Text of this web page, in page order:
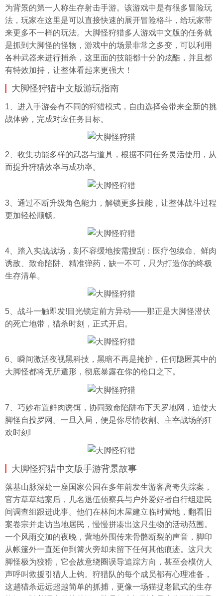
为背景的第一人称生存射击手游。该游戏中是有很多冒险玩
法，玩家在这里是可以直接快速的展开冒险格斗，给玩家带
来更多不一样的玩法。大脚怪狩猎多人游戏中文版的任务就
是抓到大脚怪的怪物，游戏中的场景非常之多变，可以利用
各种武器来进行捕杀，这里面的技能都十分的炫酷，并且都
有特效加持，让整体看起来更强大！
大脚怪狩猎中文版游玩指南
1、进入手游会有不同的狩猎模式，自由选择会带来全新的挑
战体验，完成对应任务目标。
2、收集功能多样的武器与道具，根据不同任务灵活使用，从
而提升狩猎效率与成功率。
3、通过不断升级角色能力，解锁更多技能，让整体战斗过程
更加轻松顺畅。
4、踏入实战战场，刻不容缓地按需搜刮：医疗包续命、鲜肉
诱敌、致命陷阱、精准弹药，缺一不可，只为打造你的终极
生存清单。
5、战斗一触即发!目光锁定前方异动——那正是大脚怪潜伏
的死亡地带，猎杀时刻，正式开启。
6、瞬间激活夜视黑科技，黑暗不再是掩护，任何隐匿其中的
大脚怪都将无所遁形，彻底暴露在你的枪口之下。
7、巧妙布置鲜肉诱饵，协同致命陷阱布下天罗地网，迫使大
脚怪自投罗网。一旦入局，便是你尽情收割、主宰战场的狂
欢时刻!
大脚怪狩猎中文版手游背景故事
落基山脉深处一座国家公园在多年前发生游客离奇失踪案，
官方草草结案后，几名退伍侦察兵与户外爱好者自行组建民
间调查组跟进此事。他们在林间木屋建立临时营地，翻看旧
案卷宗并走访当地居民，慢慢拼凑出这只生物的活动范围。
一个风雨交加的夜晚，营地外围传来骨骼断裂的声音，脚印
从帐篷外一直延伸到篝火旁却未留下任何其他痕迹。这只大
脚怪极为狡猾，它会故意绕圈误导追踪方向，甚至会模仿人
声呼叫救援引猎人上钩。狩猎队的每个成员都有心理准备，
这趟猎杀远远超越简单的抓捕，更像一场猫捉老鼠式的生存